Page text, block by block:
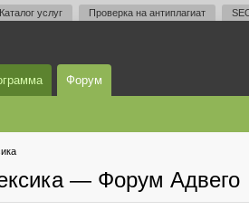
Каталог услуг Проверка на антиплагиат
Форум
— Форум Адвего